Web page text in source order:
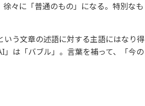
々に「普通のもの」になる。特別なも
う文章の述語に対する主語にはなり得
は「バブル」。言葉を補って、「今の